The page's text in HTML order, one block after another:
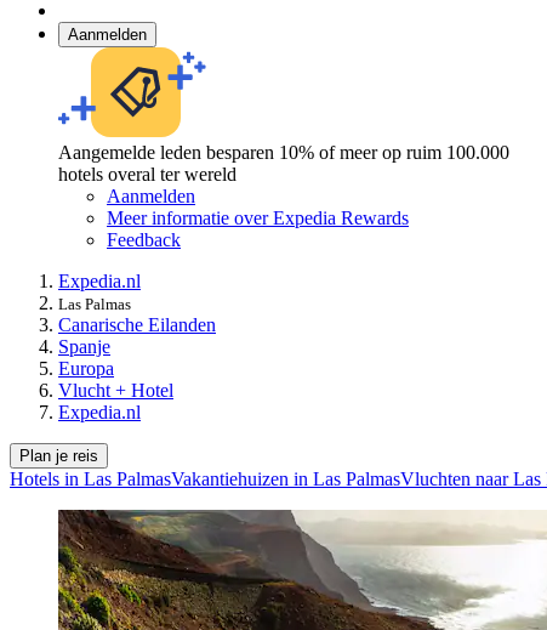
Aanmelden
Aangemelde leden besparen 10% of meer op ruim 100.000
hotels overal ter wereld
Aanmelden
Meer informatie over Expedia Rewards
Feedback
Expedia.nl
Las Palmas
Canarische Eilanden
Spanje
Europa
Vlucht + Hotel
Expedia.nl
Plan je reis
Hotels in Las PalmasVakantiehuizen in Las PalmasVluchten naar Las